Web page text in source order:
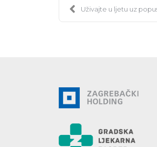
Uživajte u ljetu uz